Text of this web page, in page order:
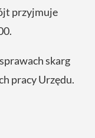
przyjmuje
skarg
pracy Urzędu.